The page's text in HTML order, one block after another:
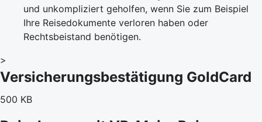
und unkompliziert geholfen, wenn Sie zum Beispiel
Ihre Reisedokumente verloren haben oder
Rechtsbeistand benötigen.
>
Versicherungsbestätigung GoldCard
500 KB